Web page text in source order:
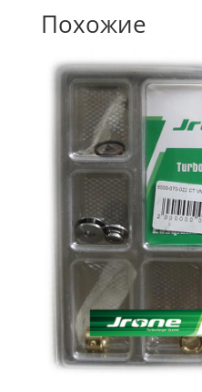
Похожие